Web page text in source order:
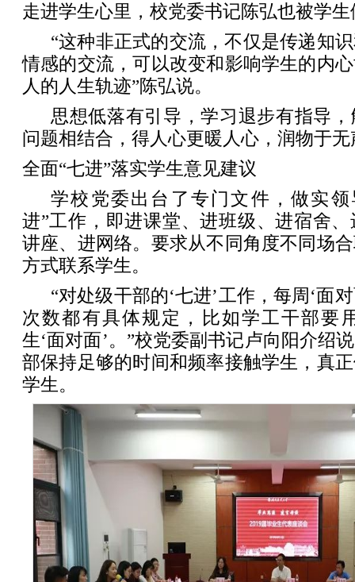
走进学生心里，校党委书记陈弘也被学
“这种非正式的交流，不仅是传递知
情感的交流，可以改变和影响学生的内
人的人生轨迹”陈弘说。
思想低落有引导，学习退步有指导
问题相结合，得人心更暖人心，润物于无
全面“七进”落实学生意见建议
学校党委出台了专门文件，做实
进”工作，即进课堂、进班级、进宿舍
讲座、进网络。要求从不同角度不同场
方式联系学生。
“对处级干部的‘七进’工作，每周‘面
次数都有具体规定，比如学工干部要
生‘面对面’。”校党委副书记卢向阳介绍
部保持足够的时间和频率接触学生，真
学生。